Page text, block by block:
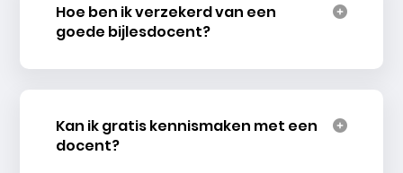
Hoe ben ik verzekerd van een
goede bijlesdocent?
Kan ik gratis kennismaken met een
docent?